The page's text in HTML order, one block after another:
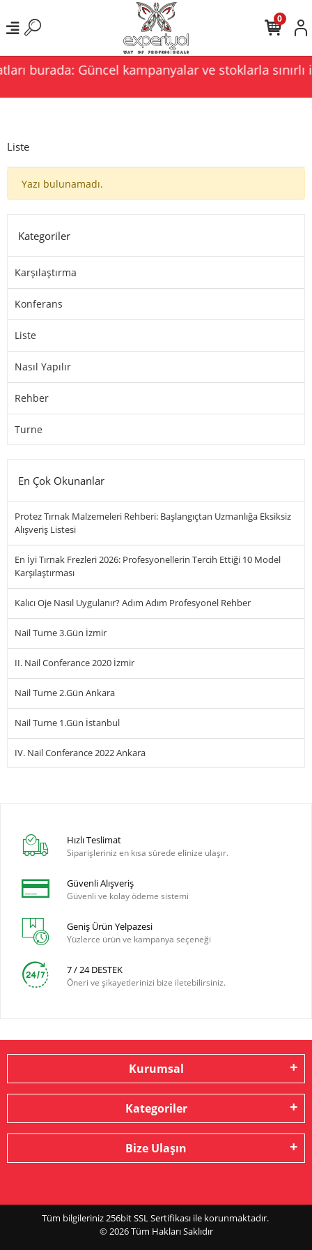
burada: Güncel kampanyalar ve stoklarla
0
Liste
Yazı bulunamadı.
Kategoriler
Karşılaştırma
Konferans
Liste
Nasıl Yapılır
Rehber
Turne
En Çok Okunanlar
Protez Tırnak Malzemeleri Rehberi: Başlangıçtan Uzmanlığa Eksiksiz
Alışveriş Listesi
En İyi Tırnak Frezleri 2026: Profesyonellerin Tercih Ettiği 10 Model
Karşılaştırması
Kalıcı Oje Nasıl Uygulanır? Adım Adım Profesyonel Rehber
Nail Turne 3.Gün İzmir
II. Nail Conferance 2020 İzmir
Nail Turne 2.Gün Ankara
Nail Turne 1.Gün İstanbul
IV. Nail Conferance 2022 Ankara
Hızlı Teslimat
Siparişleriniz en kısa sürede elinize ulaşır.
Güvenli Alışveriş
Güvenli ve kolay ödeme sistemi
Geniş Ürün Yelpazesi
Yüzlerce ürün ve kampanya seçeneği
7 / 24 DESTEK
Öneri ve şikayetlerinizi bize iletebilirsiniz.
Kurumsal
Kategoriler
Bize Ulaşın
Tüm bilgileriniz 256bit SSL Sertifikası ile korunmaktadır.
© 2026Tüm Hakları Saklıdır